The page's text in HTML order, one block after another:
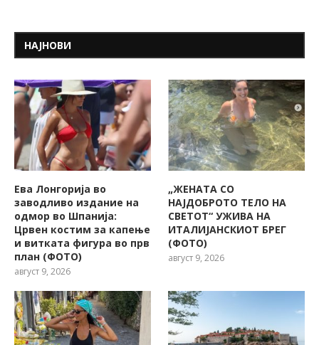
НАЈНОВИ
Ева Лонгорија во
заводливо издание на
одмор во Шпанија:
Црвен костим за капење
и витката фигура во прв
план (ФОТО)
август 9, 2026
„ЖЕНАТА СО
НАЈДОБРОТО ТЕЛО НА
СВЕТОТ“ УЖИВА НА
ИТАЛИЈАНСКИОТ БРЕГ
(ФОТО)
август 9, 2026